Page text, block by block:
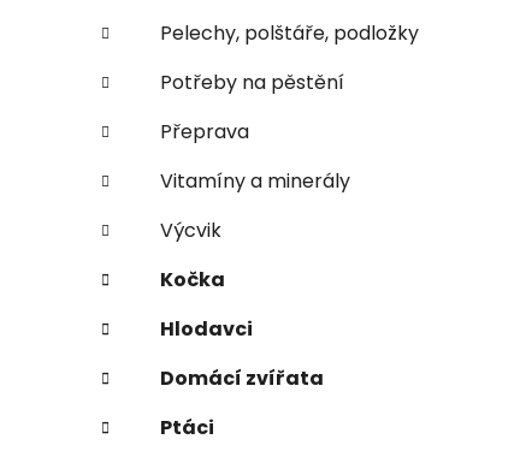
Pelechy, polštáře, podložky
Potřeby na pěstění
Přeprava
Vitamíny a minerály
Výcvik
Kočka
Hlodavci
Domácí zvířata
Ptáci